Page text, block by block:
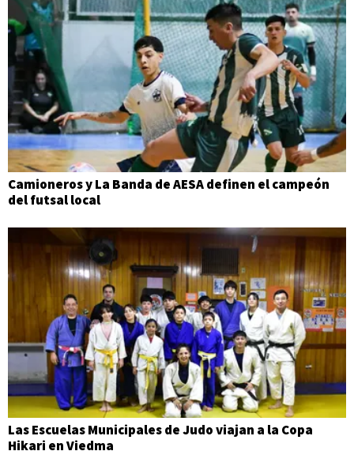
Camioneros y La Banda de AESA definen el campeón
del futsal local
Las Escuelas Municipales de Judo viajan a la Copa
Hikari en Viedma